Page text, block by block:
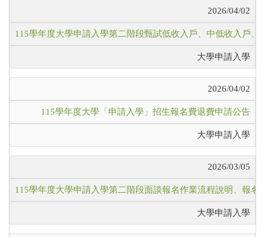
2026/04/02
115學年度大學申請入學第二階段甄試低收入戶、中低收入戶
大學申請入學
2026/04/02
115學年度大學「申請入學」招生報名費退費申請公告
大學申請入學
2026/03/05
115學年度大學申請入學第二階段面談報名作業流程說明、報
大學申請入學